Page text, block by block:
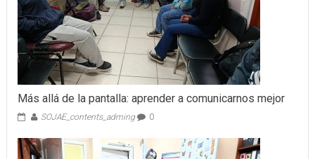
Más allá de la pantalla: aprender a comunicarnos mejor
SOJAE_contents_adming 0